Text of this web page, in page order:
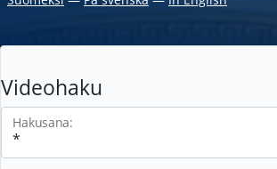
Videohaku
Hakusana: